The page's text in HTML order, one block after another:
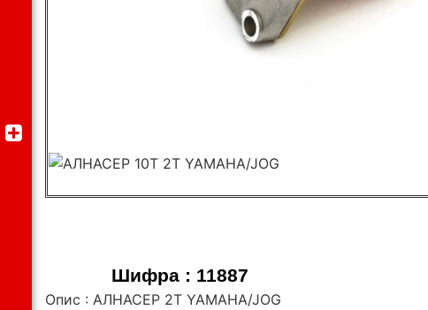
Шифра : 11887
Опис : АЛНАСЕР 2Т YAMAHA/JOG